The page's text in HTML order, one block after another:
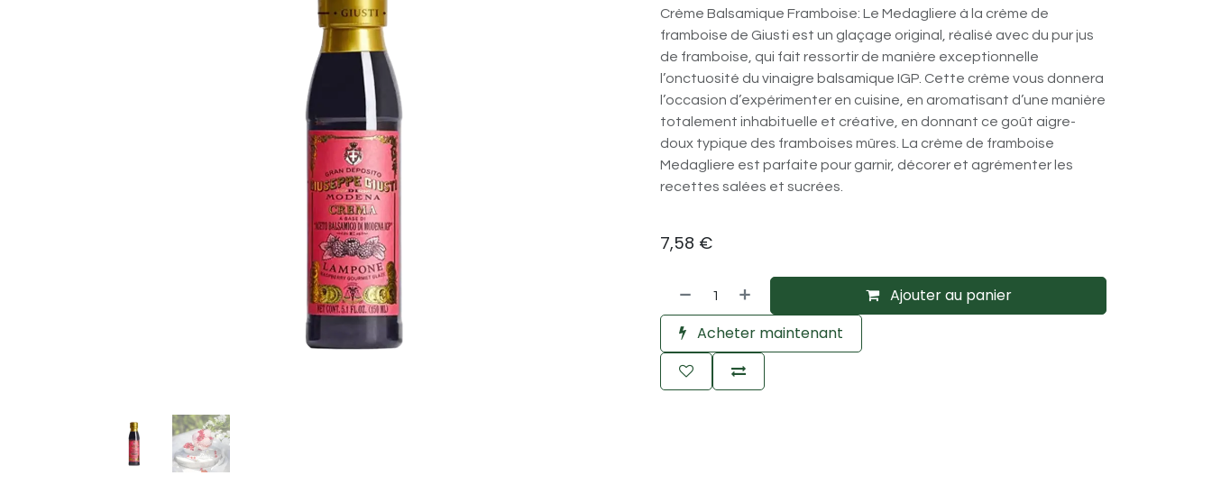
Crème Balsamique Framboise: Le Medagliere à la crème de
framboise de Giusti est un glaçage original, réalisé avec du pur jus
de framboise, qui fait ressortir de manière exceptionnelle
l’onctuosité du vinaigre balsamique IGP. Cette crème vous donnera
l’occasion d’expérimenter en cuisine, en aromatisant d’une manière
totalement inhabituelle et créative, en donnant ce goût aigre-
doux typique des framboises mûres. La crème de framboise
Medagliere est parfaite pour garnir, décorer et agrémenter les
recettes salées et sucrées.
7,58 €
Ajouter au panier
Acheter maintenant